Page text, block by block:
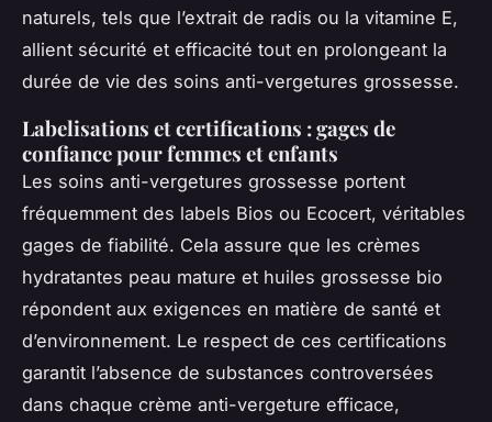
naturels, tels que l’extrait de radis ou la vitamine E,
allient sécurité et efficacité tout en prolongeant la
durée de vie des soins anti-vergetures grossesse.
Labelisations et certifications : gages de
confiance pour femmes et enfants
Les soins anti-vergetures grossesse portent
fréquemment des labels Bios ou Ecocert, véritables
gages de fiabilité. Cela assure que les crèmes
hydratantes peau mature et huiles grossesse bio
répondent aux exigences en matière de santé et
d’environnement. Le respect de ces certifications
garantit l’absence de substances controversées
dans chaque crème anti-vergeture efficace,